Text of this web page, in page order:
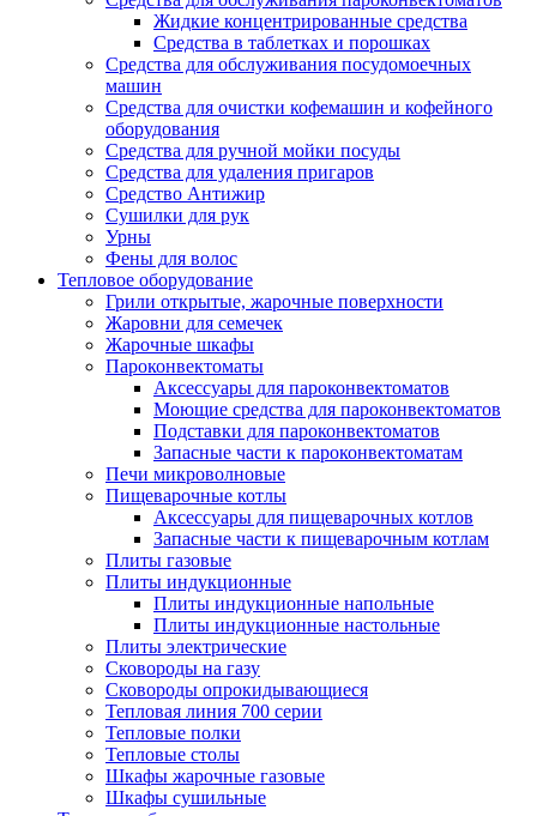
Жидкие концентрированные средства
Средства в таблетках и порошках
Средства для обслуживания посудомоечных
машин
Средства для очистки кофемашин и кофейного
оборудования
Средства для ручной мойки посуды
Средства для удаления пригаров
Средство Антижир
Сушилки для рук
Урны
Фены для волос
Тепловое оборудование
Грили открытые, жарочные поверхности
Жаровни для семечек
Жарочные шкафы
Пароконвектоматы
Аксессуары для пароконвектоматов
Моющие средства для пароконвектоматов
Подставки для пароконвектоматов
Запасные части к пароконвектоматам
Печи микроволновые
Пищеварочные котлы
Аксессуары для пищеварочных котлов
Запасные части к пищеварочным котлам
Плиты газовые
Плиты индукционные
Плиты индукционные напольные
Плиты индукционные настольные
Плиты электрические
Сковороды на газу
Сковороды опрокидывающиеся
Тепловая линия 700 серии
Тепловые полки
Тепловые столы
Шкафы жарочные газовые
Шкафы сушильные